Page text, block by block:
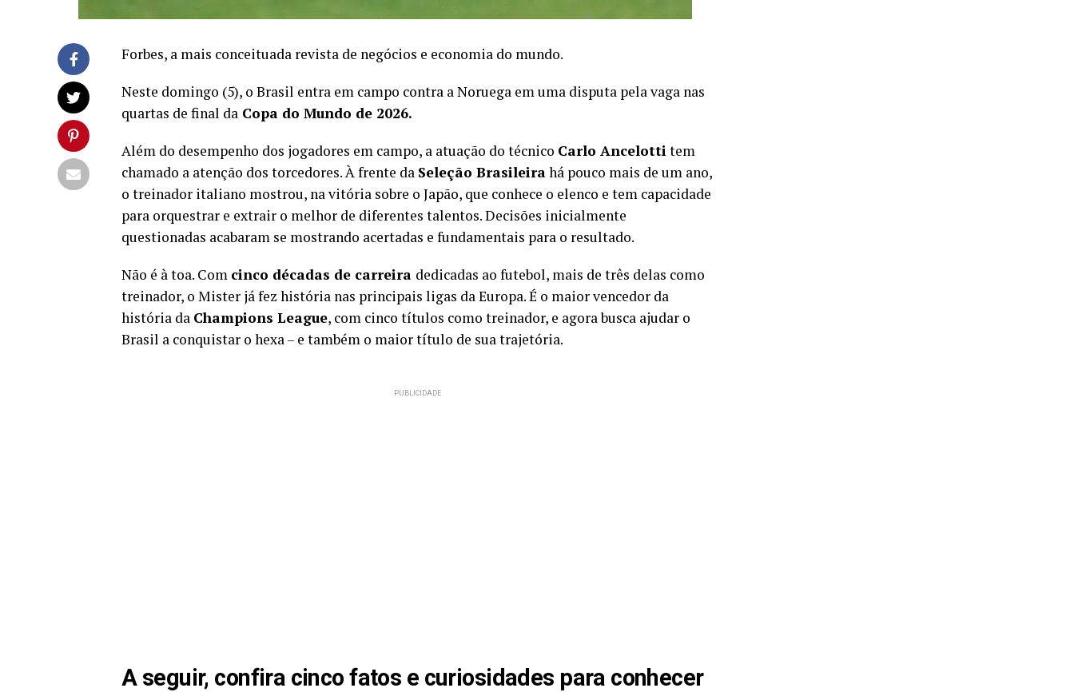
Forbes, a mais conceituada revista de negócios e economia do mundo.
Neste domingo (5), o Brasil entra em campo contra a Noruega em uma disputa pela vaga nas
quartas de final da Copa do Mundo de 2026.
Além do desempenho dos jogadores em campo, a atuação do técnico Carlo Ancelottitem
chamado a atenção dos torcedores. À frente da Seleção Brasileirahá pouco mais de um ano,
o treinador italiano mostrou, na vitória sobre o Japão, que conhece o elenco e tem capacidade
para orquestrar e extrair o melhor de diferentes talentos. Decisões inicialmente
questionadas acabaram se mostrando acertadas e fundamentais para o resultado.
Não é à toa. Com cinco décadas de carreira dedicadas ao futebol, mais de três delas como
treinador, o Mister já fez história nas principais ligas da Europa. É o maior vencedor da
história da Champions League, com cinco títulos como treinador, e agora busca ajudar o
Brasil a conquistar o hexa – e também o maior título de sua trajetória.
A seguir, confira cinco fatos e curiosidades para conhecer